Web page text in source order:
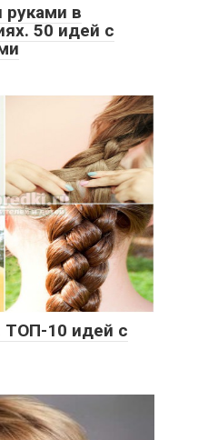
руками в
50 идей с
ТОП-10 идей с